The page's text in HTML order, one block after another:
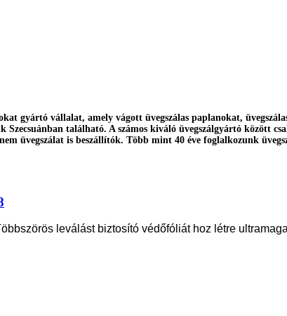
gyártó vállalat, amely vágott üvegszálas paplanokat,
Szecsuánban található. A számos kiváló üvegszálgyártó között
üvegszálat is beszállítók. Több mint 40 éve foglalkozunk
leválást biztosító védőfóliát hoz létre